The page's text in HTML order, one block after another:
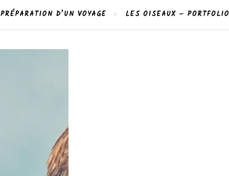
PRÉPARATION D’UN VOYAGE LES OISEAUX – PORTFOLIO